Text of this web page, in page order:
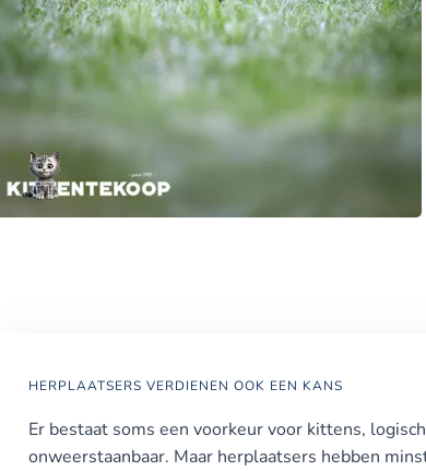
HERPLAATSERS VERDIENEN OOK EEN KANS
Er bestaat soms een voorkeur voor kittens,
onweerstaanbaar. Maar herplaatsers hebben